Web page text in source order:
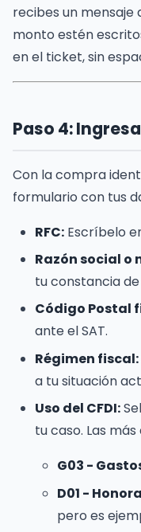
recibes un mensaje
monto estén
en el ticket, sin
Paso 4:
Con la compra
formulario con tus
RFC: Escríbelo
Razón social o
tu constancia
Código Postal
ante el SAT.
Régimen fiscal:
a tu situación
Uso del CFDI:
tu caso. Las
G03 -
D01 -
pero es